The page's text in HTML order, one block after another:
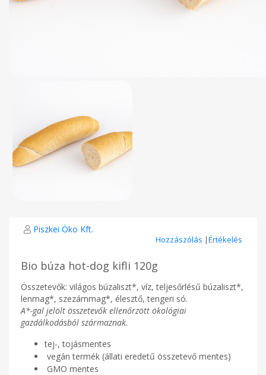
Piszkei Öko Kft.
Hozzászólás |Értékelés
Bio búza hot-dog kifli 120g
Összetevők: világos búzaliszt*, víz, teljesőrlésű búzaliszt*,
lenmag*, szezámmag*, élesztő, tengeri só.
A*-gal jelölt összetevők ellenőrzött ökológiai
gazdálkodásból származnak.
tej-, tojásmentes
vegán termék (állati eredetű összetevő mentes)
GMO mentes